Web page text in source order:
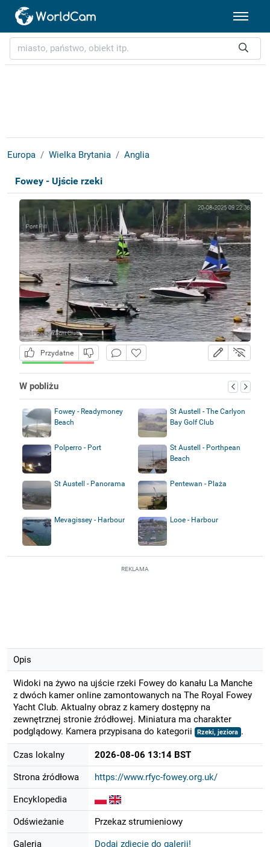
Europa Wielka Brytania Anglia
Fowey - Ujście rzeki
Przydatne
W pobliżu
Fowey - Readymoney
Beach
St Austell - The Carlyon
Bay Golf Club
Polperro - Port
St Austell - Porthpean
Beach
St Austell - Panorama Pentewan - Plaża
Mevagissey - Harbour Looe - Harbour
REKLAMA
Opis
Widoki na żywo na ujście rzeki Fowey do kanału La Manche
z dwóch kamer online zamontowanych na The Royal Fowey
Yacht Club. Aktualny obraz z kamery dostępny na
zewnętrznej stronie źródłowej. Miniatura ma charakter
podglądowy. Kamera przypisana do kategorii
Rzeki, jeziora .
Czas lokalny 2026-08-06 13:14 BST
Strona źródłowa https://www.rfyc-fowey.org.uk/
Encyklopedia
Odświeżanie Przekaz strumieniowy
Galeria Dodaj zdjęcie do galerii!